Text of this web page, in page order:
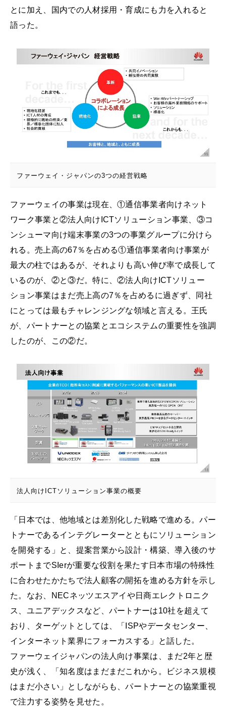
とに加え、国内での人材採用・育成にも力を入れると
語った。
ファーウェイ・ジャパンの3つの経営戦略
ファーウェイの事業は現在、①通信事業者向けネット
ワーク事業と②法人向けICTソリューション事業、③コ
ンシューマ向け端末事業の3つの事業グループに分けら
れる。売上高の67％を占める①通信事業者向け事業が
最大の柱ではあるが、それよりも高い伸び率で成長して
いるのが、②と③だ。特に、②法人向けICTソリュー
ション事業はまだ売上高の7％を占めるに過ぎず、同社
にとっては最もチャレンジングな領域と言える。王氏
が、パートナーとの協業とエコシステムの重要性を強調
したのが、この②だ。
法人向けICTソリューション事業の概要
「日本では、他地域とは差別化した戦略で進める。パー
トナーであるインテグレーターとともにソリューション
を開発する」と、提案営業から設計・構築、導入後のサ
ポートまでSIerが重要な役割を果たす日本市場の特殊性
に合わせたかたちで法人顧客の開拓を進める方針を示し
た。なお、NECネッツエスアイや日商エレクトロニク
ス、ユニアデックスなど、パートナーは10社を超えて
おり、ターゲットとしては、「ISPやデータセンター、
インターネット業界にフォーカスする」と話した。
ファーウェイジャパンの法人向け事業は、まだ2年と歴
史が浅く、「知名度はまだまだこれから。ビジネス規模
はまだ小さい」としながらも、パートナーとの協業重視
で注力する姿勢を見せた。